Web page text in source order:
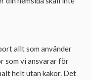
allt som använder
som vi ansvarar för
helt utan kakor. Det